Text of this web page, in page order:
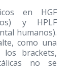
en HGF
y HPLF
humanos).
como una
brackets,
no se